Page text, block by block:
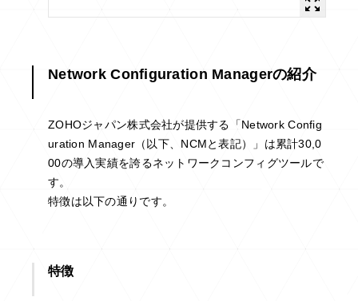
Network Configuration Managerの紹介
ZOHOジャパン株式会社が提供する「Network Config
uration Manager（以下、NCMと表記）」は累計30,0
00の導入実績を誇るネットワークコンフィグツールで
す。
特徴は以下の通りです。
特徴